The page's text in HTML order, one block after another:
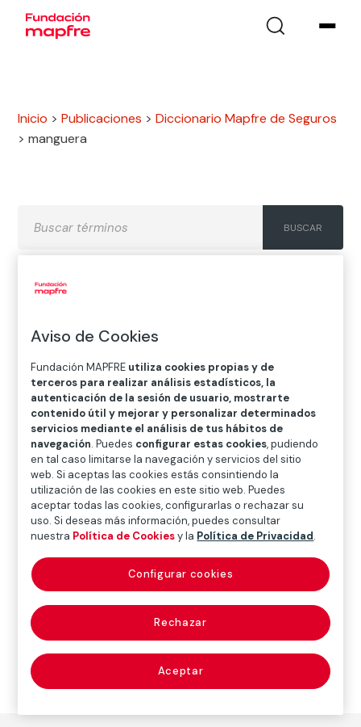
Inicio >Publicaciones >Diccionario Mapfre de Seguros
>manguera
H
J K
O
P Q R S T
U
V
W X Y Z
Diccionario de seguros
manguera (hose)
Tubo (flexible o semirrígido) provisto en sus extremos
de racores que permiten su conexión a lalanza, a la
válvula o a otra manguera.
Aviso de Cookies
Fundación MAPFRE utiliza cookies propias y de
terceros para realizar análisis estadísticos, la
autenticación de la sesión de usuario, mostrarte
contenido útil y mejorar y personalizar determinados
servicios mediante el análisis de tus hábitos de
navegación. Puedes configurar estas cookies, pudiendo
en tal caso limitarse la navegación y servicios del sitio
web. Si aceptas las cookies estás consintiendo la
utilización de las cookies en este sitio web. Puedes
aceptar todas las cookies, configurarlas o rechazar su
uso. Si deseas más información, puedes consultar
nuestra Política de Cookiesy la Política de Privacidad.
Rechazar
Aceptar
Configurar cookies